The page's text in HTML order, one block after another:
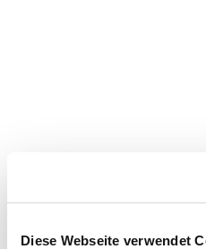
Diese Webseite verwendet